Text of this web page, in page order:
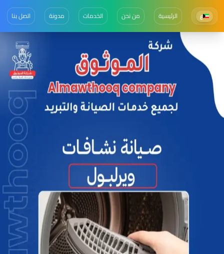
ع الرئيسية من نحن الخدمات مدونة اتصل بنا